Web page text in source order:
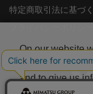
特定商取引法に基づ
On our website
are necessary
and to give us